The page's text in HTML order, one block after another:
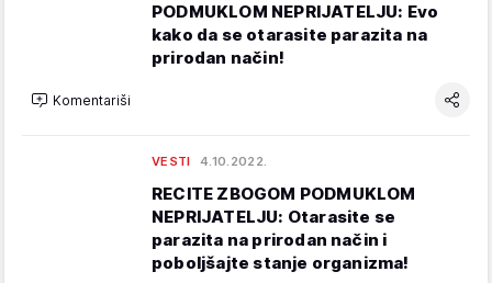
PODMUKLOM NEPRIJATELJU: Evo
kako da se otarasite parazita na
prirodan način!
Komentariši
VESTI 4.10.2022.
RECITE ZBOGOM PODMUKLOM
NEPRIJATELJU: Otarasite se
parazita na prirodan način i
poboljšajte stanje organizma!